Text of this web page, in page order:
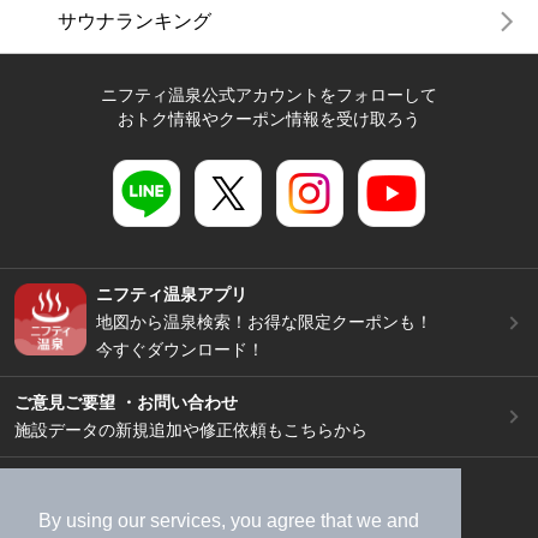
By using our services, you agree that we and
サウナランキング
ニフティ温泉公式アカウントをフォローして
おトク情報やクーポン情報を受け取ろう
ニフティ温泉アプリ
地図から温泉検索！お得な限定クーポンも！
今すぐダウンロード！
ご意見ご要望 ・お問い合わせ
施設データの新規追加や修正依頼もこちらから
加盟店募集（資料請求）
広告出稿のご案内